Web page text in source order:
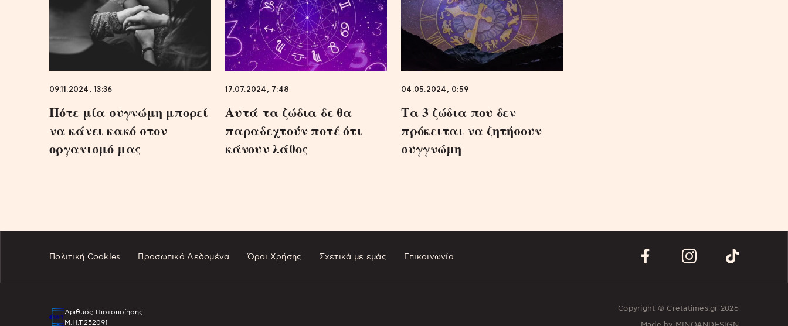
09.11.2024, 13:36
Πότε μία συγνώμη μπορεί
να κάνει κακό στον
οργανισμό μας
17.07.2024, 7:48
Αυτά τα ζώδια δε θα
παραδεχτούν ποτέ ότι
κάνουν λάθος
04.05.2024, 0:59
Τα 3 ζώδια που δεν
πρόκειται να ζητήσουν
συγγνώμη
Πολιτική Cookies Προσωπικά Δεδομένα Όροι Χρήσης Σχετικά με εμάς Επικοινωνία
Αριθμός Πιστοποίησης
Μ.Η.Τ.252091
Copyright © Cretatimes.gr 2026